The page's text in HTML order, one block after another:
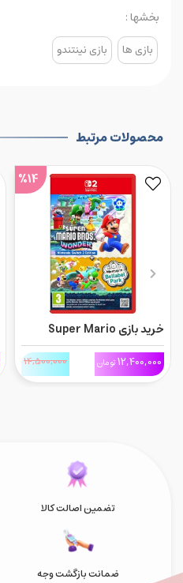
بخشها :
بازی ها بازی نینتندو
محصولات مرتبط
%14
خرید بازی Super Mario
Bros. Wonder برای
Nintnedo Switch 2 و بسته
دانلودی Meetup in Bellabel
12,400,000تومان 14,500,000
تضمین اصالت کالا
ضمانت بازگشت وجه